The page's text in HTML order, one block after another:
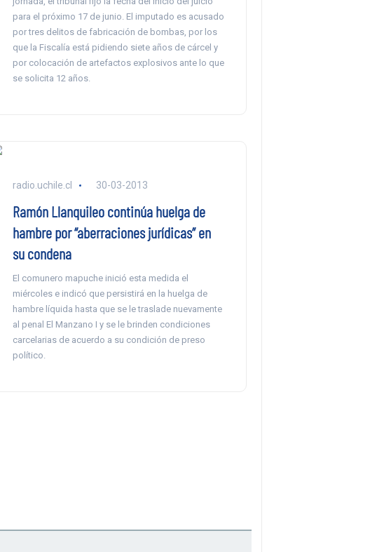
para el próximo 17 de junio. El imputado es acusado
por tres delitos de fabricación de bombas, por los
que la Fiscalía está pidiendo siete años de cárcel y
por colocación de artefactos explosivos ante lo que
se solicita 12 años.
radio.uchile.cl 30-03-2013
Ramón Llanquileo continúa huelga de
hambre por “aberraciones jurídicas” en
su condena
El comunero mapuche inició esta medida el
miércoles e indicó que persistirá en la huelga de
hambre líquida hasta que se le traslade nuevamente
al penal El Manzano I y se le brinden condiciones
carcelarias de acuerdo a su condición de preso
político.